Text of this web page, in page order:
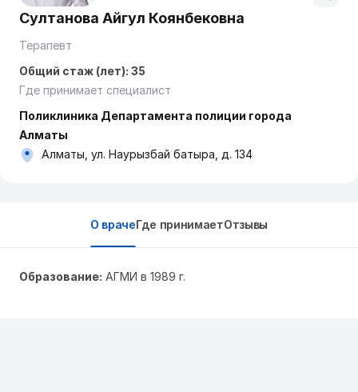
Султанова Айгул Коянбековна
Терапевт
Общий стаж (лет): 35
Где принимает специалист
Поликлиника Департамента полиции города
Алматы
Алматы, ул. Наурызбай батыра, д. 134
О врачеГде принимаетОтзывы
Образование: АГМИ в 1989 г.